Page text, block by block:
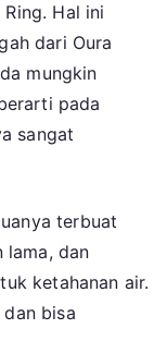
Hal ini
dari Oura
mungkin
pada
sangat
terbuat
lama, dan
ketahanan air.
bisa